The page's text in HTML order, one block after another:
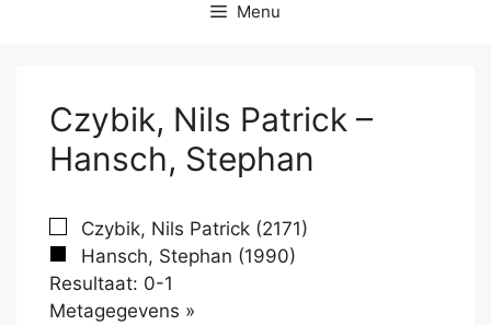
Menu
Czybik, Nils Patrick –
Hansch, Stephan
Czybik, Nils Patrick (2171)
Hansch, Stephan (1990)
Resultaat: 0-1
Metagegevens »